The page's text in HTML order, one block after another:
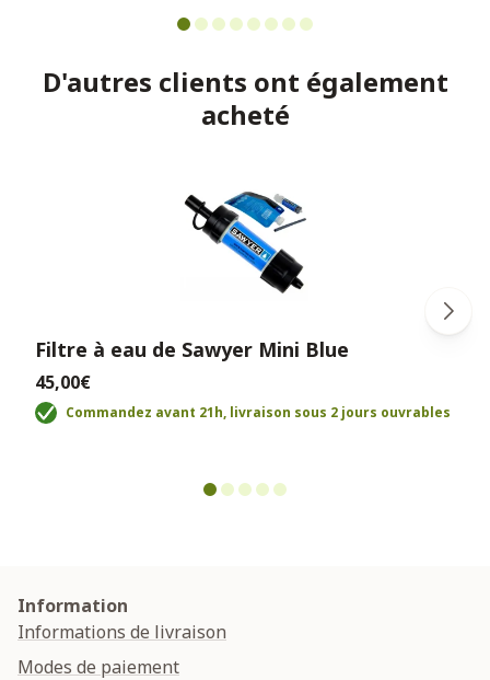
D'autres clients ont également
acheté
Filtre à eau de Sawyer Mini Blue
45,00€
Commandez avant 21h, livraison sous 2 jours ouvrables
Information
Informations de livraison
Modes de paiement